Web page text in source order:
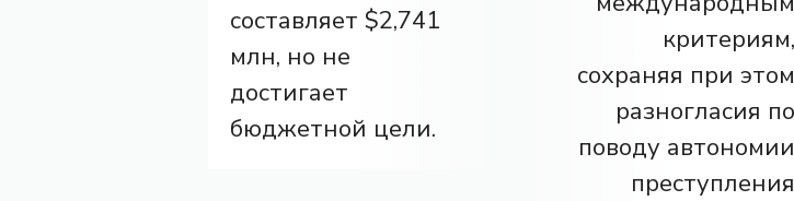
составляет $2,741
млн, но не
достигает
бюджетной цели.
критериям,
сохраняя при этом
разногласия по
поводу автономии
преступления